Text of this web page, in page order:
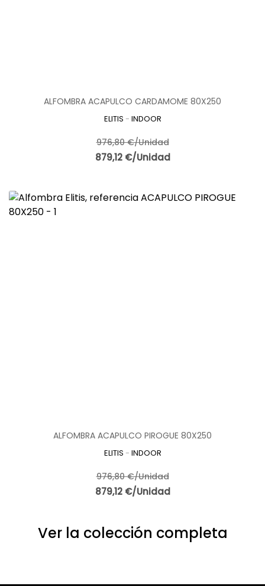
ALFOMBRA ACAPULCO CARDAMOME 80X250
ELITIS - INDOOR
976,80 €/Unidad
879,12 €/Unidad
ALFOMBRA ACAPULCO PIROGUE 80X250
ELITIS - INDOOR
976,80 €/Unidad
879,12 €/Unidad
Ver la colección completa